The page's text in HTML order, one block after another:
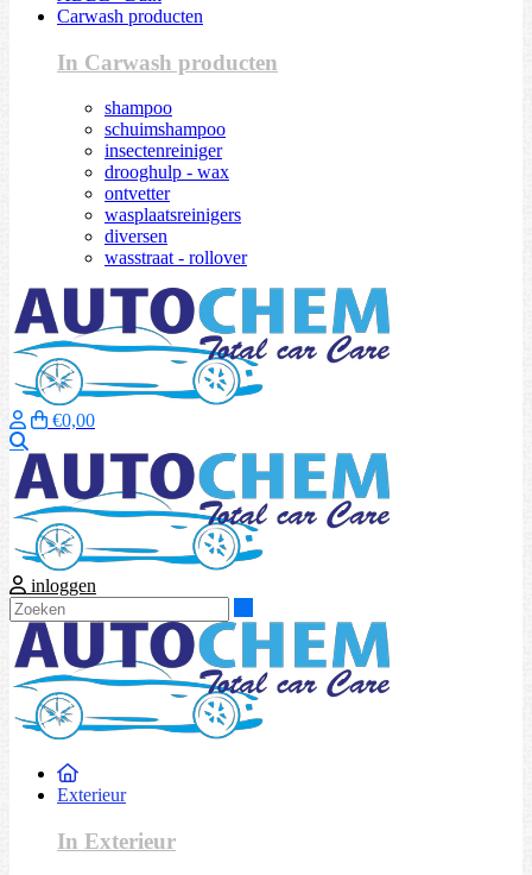
Carwash producten
In Carwash producten
shampoo
schuimshampoo
insectenreiniger
drooghulp - wax
ontvetter
wasplaatsreinigers
diversen
wasstraat - rollover
€0,00
inloggen
Exterieur
In Exterieur